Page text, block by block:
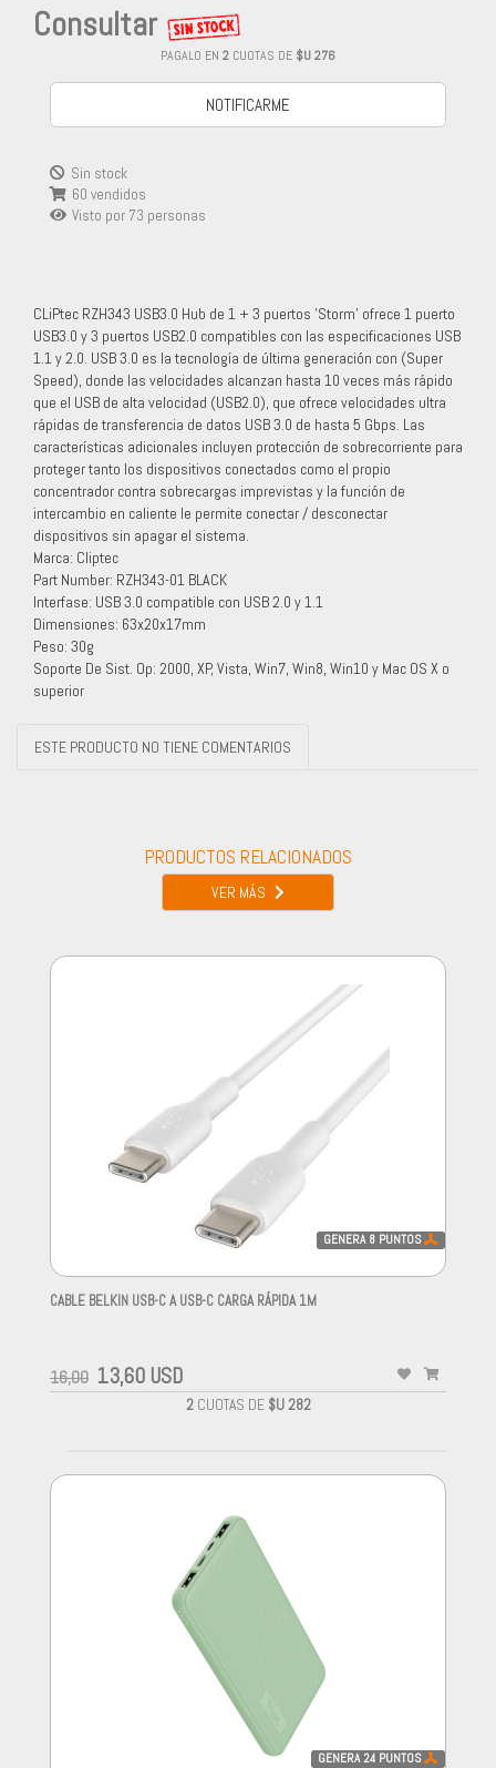
Consultar
PAGALO EN 2 CUOTAS DE $U 276
NOTIFICARME
Sin stock
60 vendidos
Visto por 73 personas
CLiPtec RZH343 USB3.0 Hub de 1 + 3 puertos 'Storm' ofrece 1 puerto
USB3.0 y 3 puertos USB2.0 compatibles con las especificaciones USB
1.1 y 2.0. USB 3.0 es la tecnología de última generación con (Super
Speed), donde las velocidades alcanzan hasta 10 veces más rápido
que el USB de alta velocidad (USB2.0), que ofrece velocidades ultra
rápidas de transferencia de datos USB 3.0 de hasta 5 Gbps. Las
características adicionales incluyen protección de sobrecorriente para
proteger tanto los dispositivos conectados como el propio
concentrador contra sobrecargas imprevistas y la función de
intercambio en caliente le permite conectar / desconectar
dispositivos sin apagar el sistema.
Marca: Cliptec
Part Number: RZH343-01 BLACK
Interfase: USB 3.0 compatible con USB 2.0 y 1.1
Dimensiones: 63x20x17mm
Peso: 30g
Soporte De Sist. Op: 2000, XP, Vista, Win7, Win8, Win10 y Mac OS X o
superior
ESTE PRODUCTO NO TIENE COMENTARIOS
PRODUCTOS RELACIONADOS
VER MÁS
GENERA 8 PUNTOS
CABLE BELKIN USB-C A USB-C CARGA RÁPIDA 1M
16,00 13,60 USD
2CUOTAS DE $U 282
GENERA24 PUNTOS